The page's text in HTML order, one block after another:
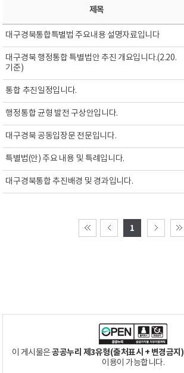
제목
대구경북통합특별법 주요내용 설명자료입니다
대구경북 행정통합 특별법안 추진 개요입니다.(2.20.
기준)
통합 추진일정입니다.
행정통합 균형 발전 구상안입니다.
대구경북 공동입장문 전문입니다.
특별법(안) 주요 내용 및 특례입니다.
대구경북통합 추진배경 및 경과입니다.
1
이 게시물은공공누리 제3유형(출처표시 + 변경금지)
이용이 가능합니다.